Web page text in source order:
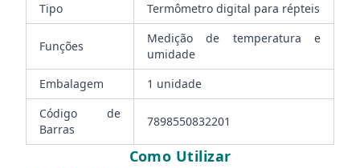
Tipo Termômetro digital para répteis
Funções
Medição de temperatura e
umidade
Embalagem
1 unidade
Código de
Barras
7898550832201
Como Utilizar